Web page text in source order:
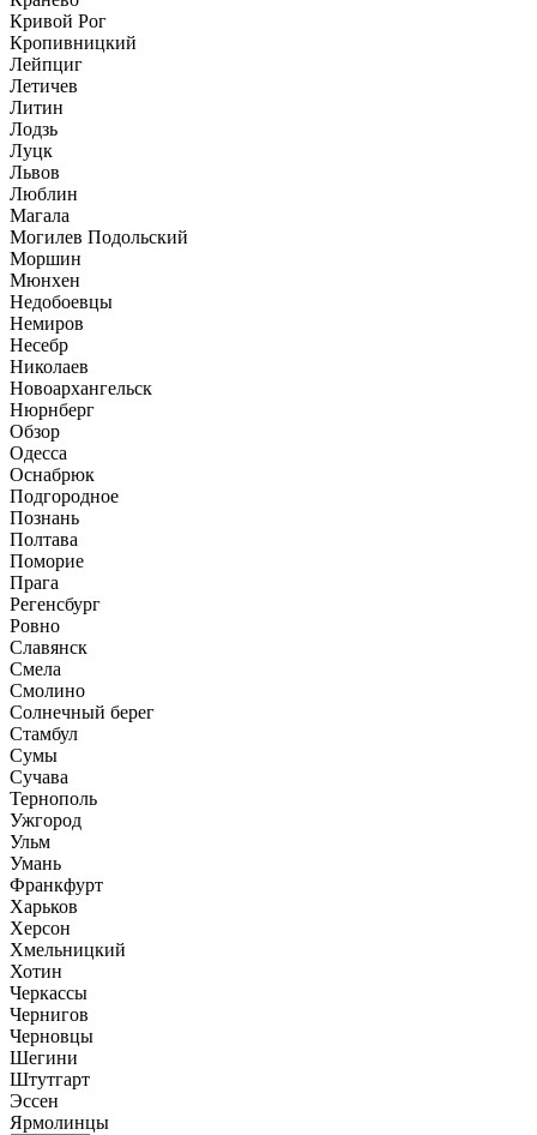
Кривой Рог
Кропивницкий
Лейпциг
Летичев
Литин
Лодзь
Луцк
Львов
Люблин
Магала
Могилев Подольский
Моршин
Мюнхен
Недобоевцы
Немиров
Несебр
Николаев
Новоархангельск
Нюрнберг
Обзор
Одесса
Оснабрюк
Подгородное
Познань
Полтава
Поморие
Прага
Регенсбург
Ровно
Славянск
Смела
Смолино
Солнечный берег
Стамбул
Сумы
Сучава
Тернополь
Ужгород
Ульм
Умань
Франкфурт
Харьков
Херсон
Хмельницкий
Хотин
Черкассы
Чернигов
Черновцы
Шегини
Штутгарт
Эссен
Ярмолинцы